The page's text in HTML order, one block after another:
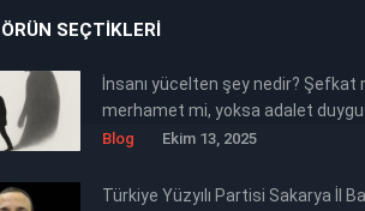
SEÇTIKLERI
İnsanı yücelten şey nedir? Şefkat
merhamet mi, yoksa adalet
Blog Ekim 13, 2025
Türkiye Yüzyılı Partisi Sakarya İl